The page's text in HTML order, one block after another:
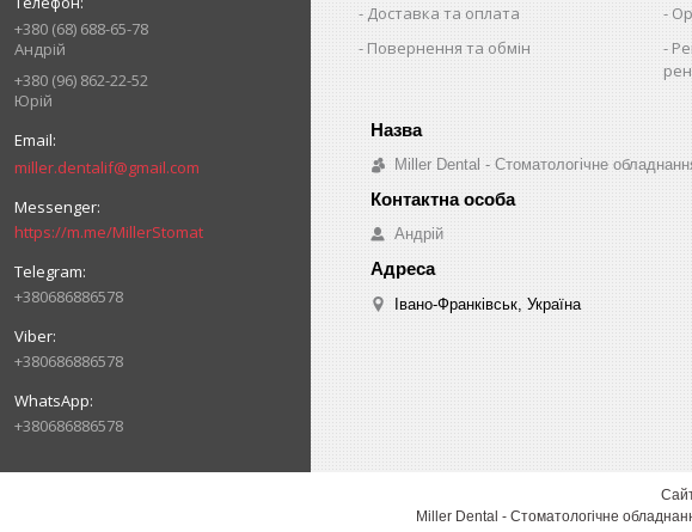
+380 (68) 688-65-78
Андрій
+380 (96) 862-22-52
Юрій
miller.dentalif@gmail.com
https://m.me/MillerStomat
+380686886578
+380686886578
+380686886578
Доставка та оплата
Повернення та обмін
Miller Dental - Стоматологічне
Андрій
Івано-Франківськ, Україна